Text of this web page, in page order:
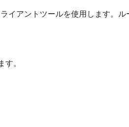
イアントツールを使用します。ル
。